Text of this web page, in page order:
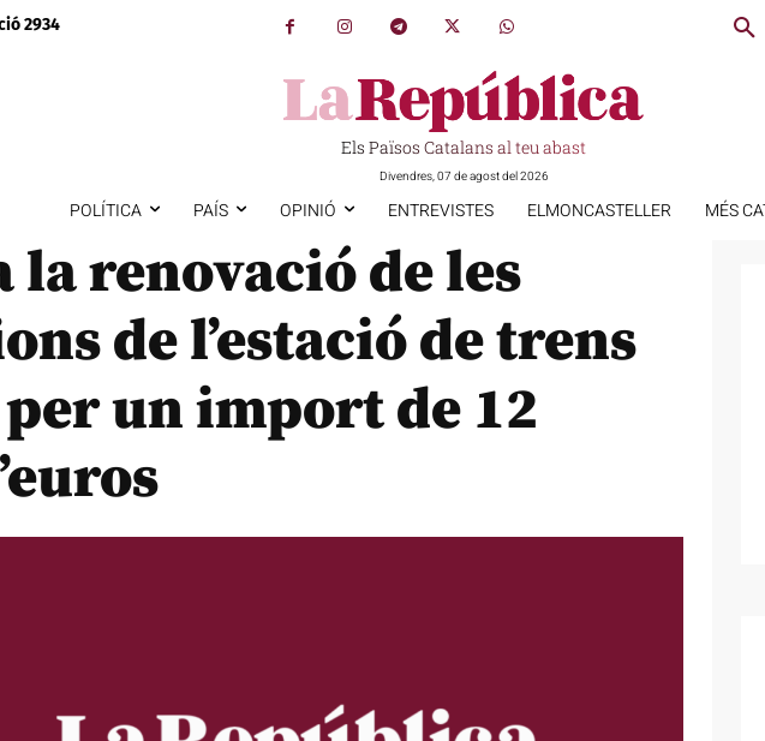
2934
Els Països Catalans al teu abast
Divendres, 07 de agost del 2026
POLÍTICA PAÍS OPINIÓ ENTREVISTES ELMONCASTELLER MÉS
renovació de les
de l’estació de trens
per un import de 12